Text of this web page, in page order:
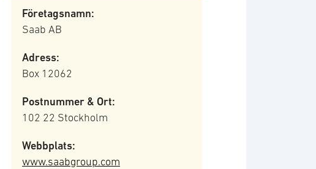
Företagsnamn:
Saab AB
Adress:
Box 12062
Postnummer & Ort:
102 22 Stockholm
Webbplats:
www.saabgroup.com